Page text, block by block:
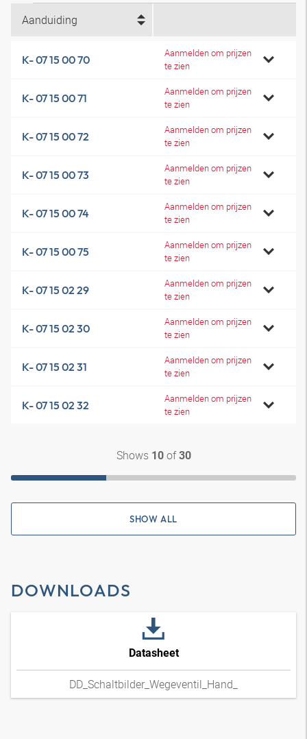
Aanduiding
K- 07 15 00 70
Aanmelden om prijzen
te zien
K- 07 15 00 71
Aanmelden om prijzen
te zien
K- 07 15 00 72
Aanmelden om prijzen
te zien
K- 07 15 00 73
Aanmelden om prijzen
te zien
K- 07 15 00 74
Aanmelden om prijzen
te zien
K- 07 15 00 75
Aanmelden om prijzen
te zien
K- 07 15 02 29
Aanmelden om prijzen
te zien
K- 07 15 02 30
Aanmelden om prijzen
te zien
K- 07 15 02 31
Aanmelden om prijzen
te zien
K- 07 15 02 32
Aanmelden om prijzen
te zien
Shows 10of30
SHOW ALL
DOWNLOADS
Datasheet
DD_Schaltbilder_Wegeventil_Hand_